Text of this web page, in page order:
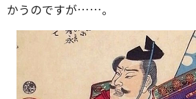
かうのですが……。